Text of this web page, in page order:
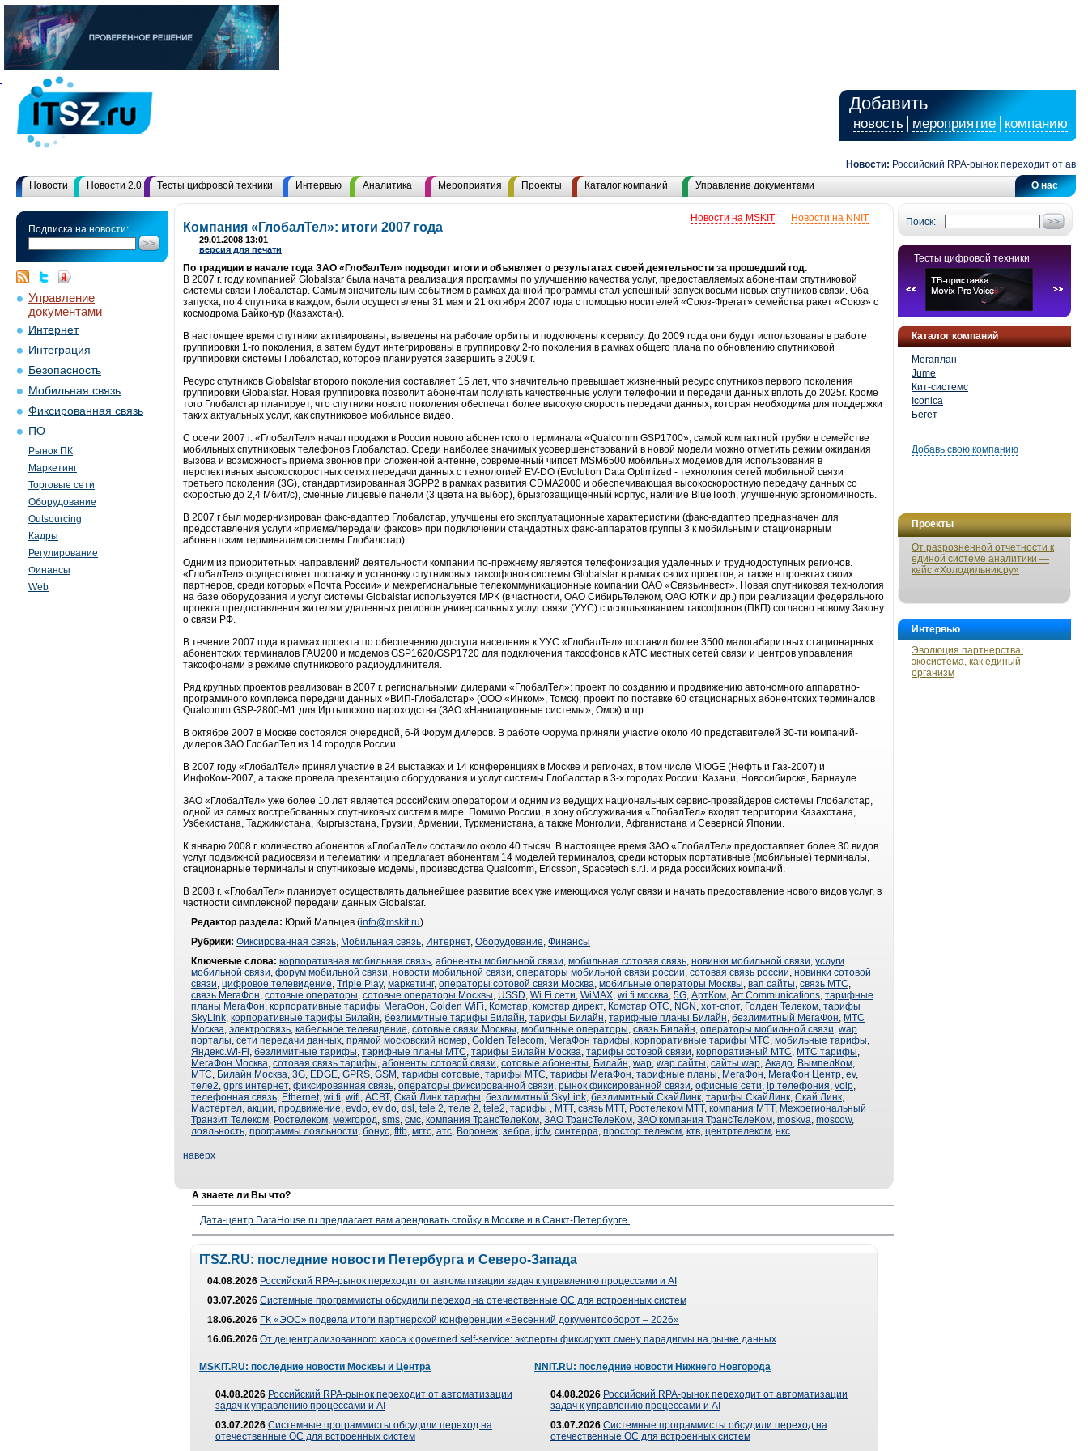
Добавить
новость мероприятие компанию
Новости: Российский RPA-рынок переходит от
О нас
Новости Новости 2.0 Тесты цифровой техники Интервью Аналитика Мероприятия Проекты Каталог компаний Управление документами
Подписка на новости:
Управление
документами
Интернет
Интеграция
Безопасность
Мобильная связь
Фиксированная связь
ПО
Рынок ПК
Маркетинг
Торговые сети
Оборудование
Outsourcing
Кадры
Регулирование
Финансы
Web
Поиск:
Тесты цифровой техники
Каталог компаний
Мегаплан
Jume
Кит-системс
Iconica
Бегет
Добавь свою компанию
Проекты
От разрозненной отчетности к
единой системе аналитики —
кейс «Холодильник.ру»
Интервью
Эволюция партнерства:
экосистема, как единый
организм
Новости на NNIT
Новости на MSKIT
Компания «ГлобалТел»: итоги 2007 года
29.01.2008 13:01
версия для печати
По традиции в начале года ЗАО «ГлобалТел» подводит итоги и объявляет о результатах своей деятельности за прошедший год.
В 2007 г. году компанией Globalstar была начата реализация программы по улучшению качества услуг, предоставляемых абонентам спутниковой
системы связи Глобалстар. Самым значительным событием в рамках данной программы стал успешный запуск восьми новых спутников связи. Оба
запуска, по 4 спутника в каждом, были осуществлены 31 мая и 21 октября 2007 года с помощью носителей «Союз-Фрегат» семейства ракет «Союз» с
космодрома Байконур (Казахстан).
В настоящее время спутники активированы, выведены на рабочие орбиты и подключены к сервису. До 2009 года они будут использованы в работе
группировки 1-го поколения, а затем будут интегрированы в группировку 2-го поколения в рамках общего плана по обновлению спутниковой
группировки системы Глобалстар, которое планируется завершить в 2009 г.
Ресурс спутников Globalstar второго поколения составляет 15 лет, что значительно превышает жизненный ресурс спутников первого поколения
группировки Globalstar. Новая группировка позволит абонентам получать качественные услуги телефонии и передачи данных вплоть до 2025г. Кроме
того Глобалстар планирует, что спутники нового поколения обеспечат более высокую скорость передачи данных, которая необходима для поддержки
таких актуальных услуг, как спутниковое мобильное видео.
С осени 2007 г. «ГлобалТел» начал продажи в России нового абонентского терминала «Qualcomm GSP1700», самой компактной трубки в семействе
мобильных спутниковых телефонов Глобалстар. Среди наиболее значимых усовершенствований в новой модели можно отметить режим ожидания
вызова и возможность приема звонков при сложенной антенне, современный чипсет MSM6500 мобильных модемов для использования в
перспективных высокоскоростных сетях передачи данных с технологией EV-DO (Evolution Data Optimized - технология сетей мобильной связи
третьего поколения (3G), стандартизированная 3GPP2 в рамках развития CDMA2000 и обеспечивающая высокоскоростную передачу данных со
скоростью до 2,4 Мбит/с), сменные лицевые панели (3 цвета на выбор), брызгозащищенный корпус, наличие BlueTooth, улучшенную эргономичность.
В 2007 г был модернизирован факс-адаптер Глобалстар, улучшены его эксплуатационные характеристики (факс-адаптер предназначен для
предоставления услуги «приема/передачи факсов» при подключении стандартных факс-аппаратов группы 3 к мобильным и стационарным
абонентским терминалам системы Глобалстар).
Одним из приоритетных направлений деятельности компании по-прежнему является телефонизация удаленных и труднодоступных регионов.
«ГлобалТел» осуществляет поставку и установку спутниковых таксофонов системы Globalstar в рамках своих проектов, а также в проектах своих
партнеров, среди которых «Почта России» и межрегиональные телекоммуникационные компании ОАО «Связьинвест». Новая спутниковая технология
на базе оборудования и услуг системы Globalstar используется МРК (в частности, ОАО СибирьТелеком, ОАО ЮТК и др.) при реализации федерального
проекта предоставления жителям удаленных регионов универсальных услуг связи (УУС) с использованием таксофонов (ПКП) согласно новому Закону
о связи РФ.
В течение 2007 года в рамках проекта по обеспечению доступа населения к УУС «ГлобалТел» поставил более 3500 малогабаритных стационарных
абонентских терминалов FAU200 и модемов GSP1620/GSP1720 для подключения таксофонов к АТС местных сетей связи и центров управления
таксофонами в режиме спутникового радиоудлинителя.
Ряд крупных проектов реализован в 2007 г. региональными дилерами «ГлобалТел»: проект по созданию и продвижению автономного аппаратно-
программного комплекса передачи данных «ВИП-Глобалстар» (ООО «Инком», Томск); проект по поставке 60 стационарных абонентских терминалов
Qualcomm GSP-2800-М1 для Иртышского пароходства (ЗАО «Навигационные системы», Омск) и пр.
В октябре 2007 в Москве состоялся очередной, 6-й Форум дилеров. В работе Форума приняли участие около 40 представителей 30-ти компаний-
дилеров ЗАО ГлобалТел из 14 городов России.
В 2007 году «ГлобалТел» принял участие в 24 выставках и 14 конференциях в Москве и регионах, в том числе MIOGE (Нефть и Газ-2007) и
ИнфоКом-2007, а также провела презентацию оборудования и услуг системы Глобалстар в 3-х городах России: Казани, Новосибирске, Барнауле.
ЗАО «ГлобалТел» уже более 10 лет является российским оператором и одним из ведущих национальных сервис-провайдеров системы Глобалстар,
одной из самых востребованных спутниковых систем в мире. Помимо России, в зону обслуживания «ГлобалТел» входят территории Казахстана,
Узбекистана, Таджикистана, Кыргызстана, Грузии, Армении, Туркменистана, а также Монголии, Афганистана и Северной Японии.
К январю 2008 г. количество абонентов «ГлобалТел» составило около 40 тысяч. В настоящее время ЗАО «ГлобалТел» предоставляет более 30 видов
услуг подвижной радиосвязи и телематики и предлагает абонентам 14 моделей терминалов, среди которых портативные (мобильные) терминалы,
стационарные терминалы и спутниковые модемы, производства Qualcomm, Ericsson, Spacetech s.r.l. и ряда российских компаний.
В 2008 г. «ГлобалТел» планирует осуществлять дальнейшее развитие всех уже имеющихся услуг связи и начать предоставление нового видов услуг, в
частности симплексной передачи данных Globalstar.
Редактор раздела: Юрий Мальцев (info@mskit.ru)
Рубрики: Фиксированная связь, Мобильная связь, Интернет, Оборудование, Финансы
Ключевые слова: корпоративная мобильная связь, абоненты мобильной связи, мобильная сотовая связь, новинки мобильной связи, услуги
мобильной связи, форум мобильной связи, новости мобильной связи, операторы мобильной связи россии, сотовая связь россии, новинки сотовой
связи, цифровое телевидение, Triple Play, маркетинг, операторы сотовой связи Москва, мобильные операторы Москвы, вап сайты, связь МТС,
связь МегаФон, сотовые операторы, сотовые операторы Москвы, USSD, Wi Fi сети, WiMAX, wi fi москва, 5G, АртКом, Art Communications, тарифные
планы МегаФон, корпоративные тарифы МегаФон, Golden WiFi, Комстар, комстар директ, Комстар ОТС, NGN , хот-спот, Голден Телеком, тарифы
SkyLink, корпоративные тарифы Билайн, безлимитные тарифы Билайн, тарифы Билайн, тарифные планы Билайн, безлимитный МегаФон, МТС
Москва, электросвязь, кабельное телевидение, сотовые связи Москвы, мобильные операторы, связь Билайн, операторы мобильной связи, wap
порталы, сети передачи данных, прямой московский номер, Golden Telecom, МегаФон тарифы, корпоративные тарифы МТС, мобильные тарифы,
Яндекс.Wi-Fi, безлимитные тарифы, тарифные планы МТС, тарифы Билайн Москва, тарифы сотовой связи, корпоративный МТС, МТС тарифы,
МегаФон Москва, сотовая связь тарифы, абоненты сотовой связи, сотовые абоненты, Билайн, wap, wap сайты, сайты wap, Акадо, ВымпелКом,
МТС, Билайн Москва, 3G, EDGE, GPRS, GSM , тарифы сотовые, тарифы МТС, тарифы МегаФон, тарифные планы, МегаФон, МегаФон Центр, ev,
теле2, gprs интернет, фиксированная связь, операторы фиксированной связи, рынок фиксированной связи, офисные сети, ip телефония, voip,
телефонная связь, Ethernet, wi fi, wifi, АСВТ, Скай Линк тарифы, безлимитный SkyLink, безлимитный СкайЛинк, тарифы СкайЛинк, Скай Линк,
Мастертел, акции, продвижение, evdo, ev do, dsl , tele 2, теле 2, tele2, тарифы , МТТ, связь МТТ, Ростелеком МТТ, компания МТТ, Межрегиональный
Транзит Телеком, Ростелеком, межгород, sms, смс, компания ТрансТелеКом, ЗАО ТрансТелеКом, ЗАО компания ТрансТелеКом, moskva, moscow,
лояльность, программы лояльности, бонус, fttb, мгтс, атс, Воронеж, зебра, iptv, синтерра, простор телеком, ктв, центртелеком, нкс
наверх
А знаете ли Вы что?
Дата-центр DataHouse.ru предлагает вам арендовать стойку в Москве и в Санкт-Петербурге.
ITSZ.RU: последние новости Петербурга и Северо-Запада
04.08.2026 Российский RPA-рынок переходит от автоматизации задач к управлению процессами и AI
03.07.2026 Системные программисты обсудили переход на отечественные ОС для встроенных систем
18.06.2026 ГК «ЭОС» подвела итоги партнерской конференции «Весенний документооборот – 2026»
16.06.2026 От децентрализованного хаоса к governed self-service: эксперты фиксируют смену парадигмы на рынке данных
MSKIT.RU: последние новости Москвы и Центра
04.08.2026 Российский RPA-рынок переходит от автоматизации
задач к управлению процессами и AI
03.07.2026 Системные программисты обсудили переход на
отечественные ОС для встроенных систем
NNIT.RU: последние новости Нижнего Новгорода
04.08.2026 Российский RPA-рынок переходит от автоматизации
задач к управлению процессами и AI
03.07.2026 Системные программисты обсудили переход на
отечественные ОС для встроенных систем